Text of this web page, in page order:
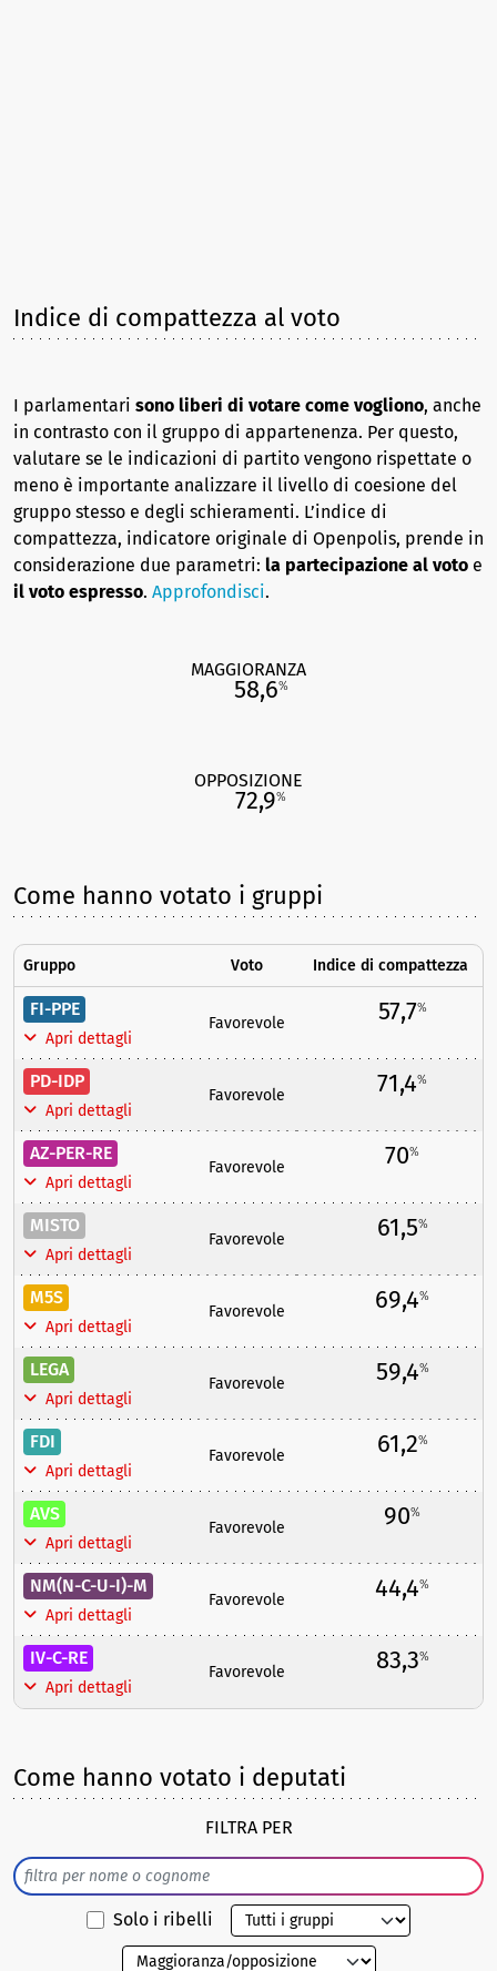
Indice di compattezza al voto
I parlamentari sono liberi di votare come vogliono, anche
in contrasto con il gruppo di appartenenza. Per questo,
valutare se le indicazioni di partito vengono rispettate o
meno è importante analizzare il livello di coesione del
gruppo stesso e degli schieramenti. L’indice di
compattezza, indicatore originale di Openpolis, prende in
considerazione due parametri: la partecipazione al voto e
il voto espresso. Approfondisci.
MAGGIORANZA
58,6%
OPPOSIZIONE
72,9%
Come hanno votato i gruppi
Gruppo Voto Indice di compattezza
FI-PPE
Apri dettagli
Favorevole 57,7%
PD-IDP
Apri dettagli
Favorevole 71,4%
AZ-PER-RE
Apri dettagli
Favorevole 70%
MISTO
Apri dettagli
Favorevole 61,5%
M5S
Apri dettagli
Favorevole 69,4%
LEGA
Apri dettagli
Favorevole 59,4%
FDI
Apri dettagli
Favorevole 61,2%
AVS
Apri dettagli
Favorevole 90%
NM(N-C-U-I)-M
Apri dettagli
Favorevole 44,4%
IV-C-RE
Apri dettagli
Favorevole 83,3%
Come hanno votato i deputati
FILTRA PER
Solo i ribelli